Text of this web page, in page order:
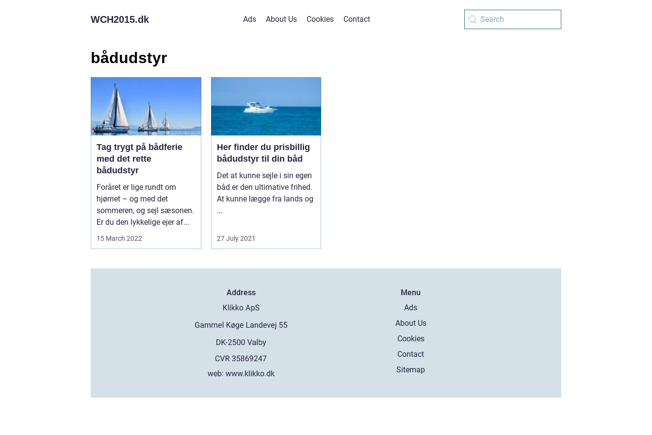
WCH2015.dk Ads About Us Cookies Contact
bådudstyr
Tag trygt på bådferie
med det rette
bådudstyr
Foråret er lige rundt om
hjørnet – og med det
sommeren, og sejl sæsonen.
Er du den lykkelige ejer af...
15 March 2022
Her finder du prisbillig
bådudstyr til din båd
Det at kunne sejle i sin egen
båd er den ultimative frihed.
At kunne lægge fra lands og
...
27 July 2021
Address
web:www.klikko.dk
Menu
Ads
About Us
Cookies
Contact
Sitemap